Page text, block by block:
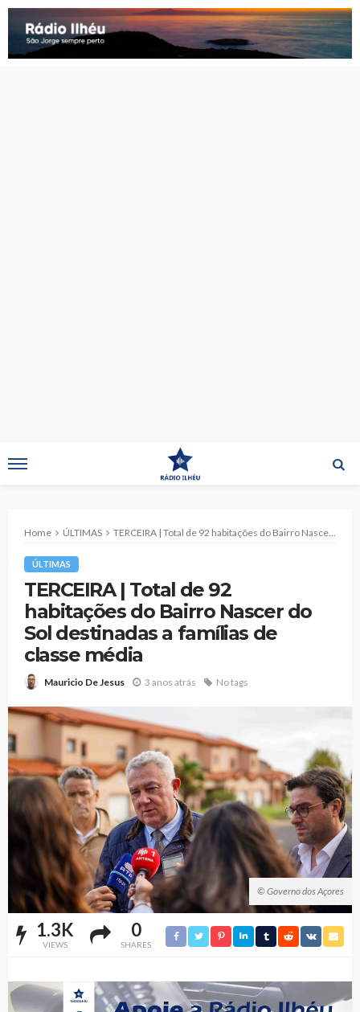
Home ÚLTIMAS TERCEIRA | Total de 92 habitações do Bairro Nascer do Sol destinadas a famílias de classe média
ÚLTIMAS
TERCEIRA | Total de 92
habitações do Bairro Nascer do
Sol destinadas a famílias de
classe média
Mauricio De Jesus 3 anos atrás No tags
© Governo dos Açores
1.3K
VIEWS
0
SHARES